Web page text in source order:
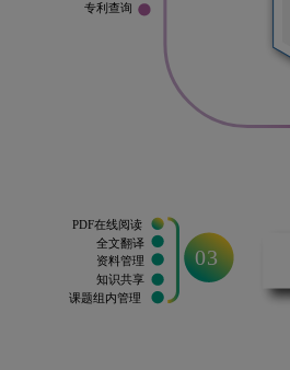
03
专利查询
PDF在线阅读
全文翻译
资料管理
知识共享
课题组内管理